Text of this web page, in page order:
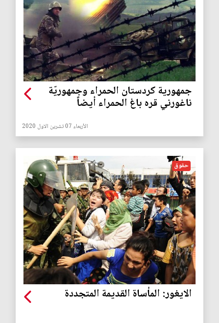
جمهورية كردستان الحمراء وجمهوريّة
ناغورني قره باغ الحمراء أيضاً
الأربعاء 07 تشرين الاول 2020
حقوق
الايغور: المأساة القديمة المتجددة